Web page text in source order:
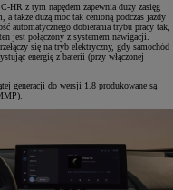
HR z tym napędem zapewnia duży zasięg
także dużą moc tak cenioną podczas jazdy
automatycznego dobierania trybu pracy tak,
jest połączony z systemem nawigacji.
się na tryb elektryczny, gdy samochód
energię z baterii (przy włączonej
generacji do wersji 1.8 produkowane są